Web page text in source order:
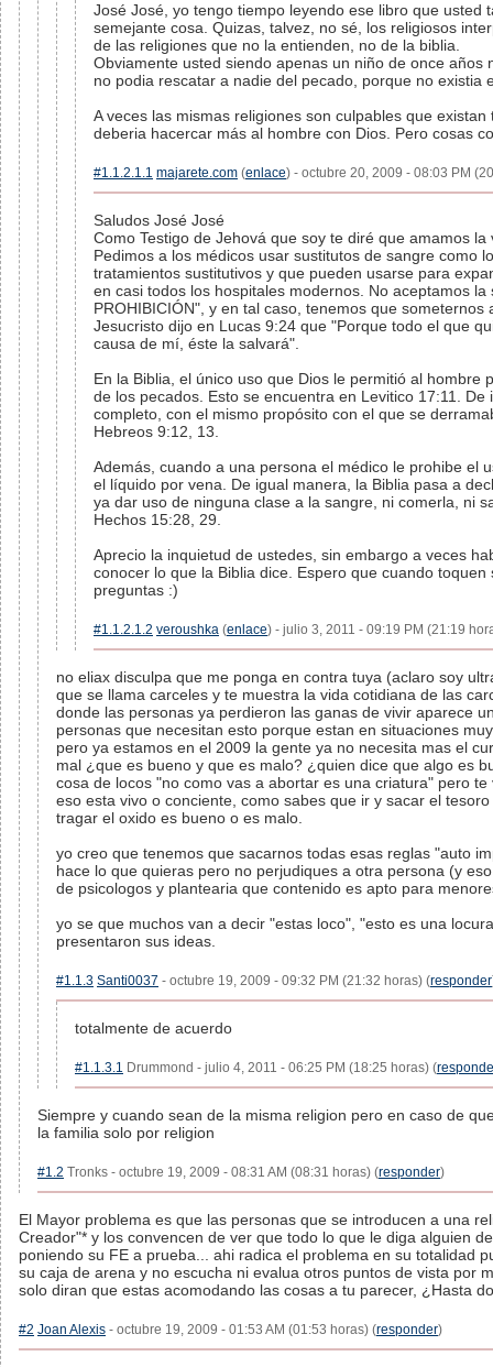
José José, yo tengo tiempo leyendo ese libro que
semejante cosa. Quizas, talvez, no sé, los religiosos
de las religiones que no la entienden, no de la biblia.
Obviamente usted siendo apenas un niño de once
no podia rescatar a nadie del pecado, porque no existia
A veces las mismas religiones son culpables que
deberia hacercar más al hombre con Dios. Pero cosas
#1.1.2.1.1 majarete.com (enlace) - octubre 20, 2009 - 08:03 PM
Saludos José José
Como Testigo de Jehová que soy te diré que amamos
Pedimos a los médicos usar sustitutos de sangre como
tratamientos sustitutivos y que pueden usarse para
en casi todos los hospitales modernos. No aceptamos la
PROHIBICIÓN", y en tal caso, tenemos que
Jesucristo dijo en Lucas 9:24 que "Porque todo el que
causa de mí, éste la salvará".
En la Biblia, el único uso que Dios le permitió al
de los pecados. Esto se encuentra en Levitico 17:11.
completo, con el mismo propósito con el que se
Hebreos 9:12, 13.
Además, cuando a una persona el médico le prohibe el
el líquido por vena. De igual manera, la Biblia pasa a
ya dar uso de ninguna clase a la sangre, ni comerla, ni
Hechos 15:28, 29.
Aprecio la inquietud de ustedes, sin embargo a veces
conocer lo que la Biblia dice. Espero que cuando
preguntas :)
#1.1.2.1.2 veroushka (enlace) - julio 3, 2011 - 09:19 PM (21:19
no eliax disculpa que me ponga en contra tuya (aclaro soy
que se llama carceles y te muestra la vida cotidiana de las
donde las personas ya perdieron las ganas de vivir aparece
personas que necesitan esto porque estan en situaciones
pero ya estamos en el 2009 la gente ya no necesita mas el
mal ¿que es bueno y que es malo? ¿quien dice que algo es
cosa de locos "no como vas a abortar es una criatura" pero
eso esta vivo o conciente, como sabes que ir y sacar el
tragar el oxido es bueno o es malo.
yo creo que tenemos que sacarnos todas esas reglas "auto
hace lo que quieras pero no perjudiques a otra persona (y
de psicologos y plantearia que contenido es apto para
yo se que muchos van a decir "estas loco", "esto es una
presentaron sus ideas.
#1.1.3 Santi0037 - octubre 19, 2009 - 09:32 PM (21:32 horas) (responder
totalmente de acuerdo
#1.1.3.1 Drummond - julio 4, 2011 - 06:25 PM (18:25 horas) (
Siempre y cuando sean de la misma religion pero en caso de
la familia solo por religion
#1.2 Tronks - octubre 19, 2009 - 08:31 AM (08:31 horas) (responder)
El Mayor problema es que las personas que se introducen a una
Creador"* y los convencen de ver que todo lo que le diga alguien
poniendo su FE a prueba... ahi radica el problema en su totalidad
su caja de arena y no escucha ni evalua otros puntos de vista por
solo diran que estas acomodando las cosas a tu parecer, ¿Hasta
#2 Joan Alexis - octubre 19, 2009 - 01:53 AM (01:53 horas) (responder)